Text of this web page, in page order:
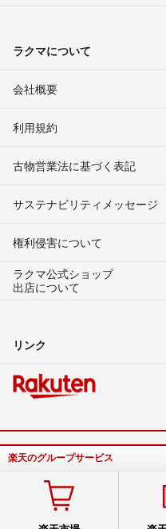
ラクマについて
会社概要
利用規約
古物営業法に基づく表記
サステナビリティメッセージ
権利侵害について
ラクマ公式ショップ
出店について
リンク
楽天のグループサービス